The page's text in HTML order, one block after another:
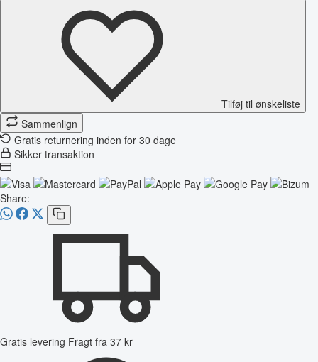
Tilføj til ønskeliste
Sammenlign
Gratis returnering inden for 30 dage
Sikker transaktion
Share:
Gratis levering Fragt fra 37 kr